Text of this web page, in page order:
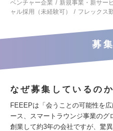
ベンチャー企業
新規事業・新サー
ャル採用（未経験可）
フレックス
募
なぜ募集しているのか
FEEEPは「会うことの可能性を
ース、スマートラウンジ事業のグ
創業して約3年の会社ですが、驚